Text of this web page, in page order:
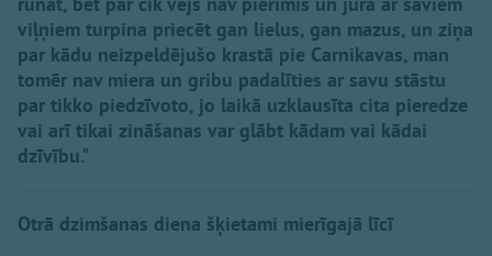
viļņiem turpina priecēt gan lielus, gan mazus, un ziņa
par kādu neizpeldējušo krastā pie Carnikavas, man
tomēr nav miera un gribu padalīties ar savu stāstu
par tikko piedzīvoto, jo laikā uzklausīta cita pieredze
vai arī tikai zināšanas var glābt kādam vai kādai
dzīvību."
Otrā dzimšanas diena šķietami mierīgajā līcī